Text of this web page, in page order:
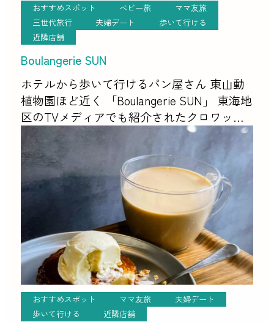
おすすめスポット ベビー旅
ママ友旅
三世代旅行
夫婦デート
歩いて行ける
近隣店舗
Boulangerie SUN
ホテルから歩いて行けるパン屋さん 東山動
植物園ほど近く 「Boulangerie SUN」 東海地
区のTVメディアでも紹介されたクロワッサ
ンで有名なブーランジュリーです。 こじ
んまりながらもおしゃれな外観と店内で 晴
[…]
おすすめスポット ママ友旅
夫婦デート
歩いて行ける
近隣店舗